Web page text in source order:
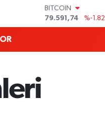
DOLAR
45,43620
%0.02
EURO